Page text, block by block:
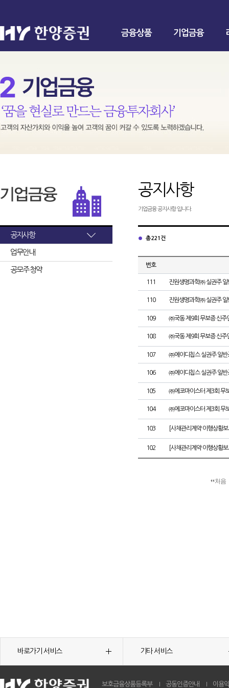
금융상품 기업금융
공지사항
업무안내
공모주 청약
공지사항
기업금융 공지사항 입니다.
총 221건
번호
111 진원생명과학㈜ 실권주 일
110 진원생명과학㈜ 실권주
109 ㈜국동 제9회 무보증 신주
108 ㈜국동 제9회 무보증 신주
107 ㈜에이디칩스 실권주 일반
106 ㈜에이디칩스 실권주 일반
105 ㈜에코마이스터 제3회 무
104 ㈜에코마이스터 제3회 무
103 [사채관리계약 이행상황
102 [사채관리계약 이행상황
처음
바로가기 서비스 기타 서비스
보호금융상품등록부 공동인증안내 이용